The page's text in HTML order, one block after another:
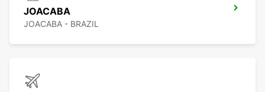
JOACABA
JOACABA - BRAZIL